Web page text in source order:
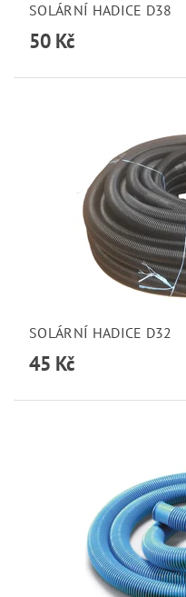
SOLÁRNÍ HADICE D38
50 Kč
SOLÁRNÍ HADICE D32
45 Kč